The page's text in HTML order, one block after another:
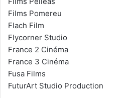
Films Pomereu
Flach Film
Flycorner Studio
France 2 Cinéma
France 3 Cinéma
Fusa Films
FuturArt Studio Production